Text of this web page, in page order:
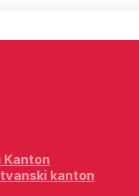
Kanton
kanton